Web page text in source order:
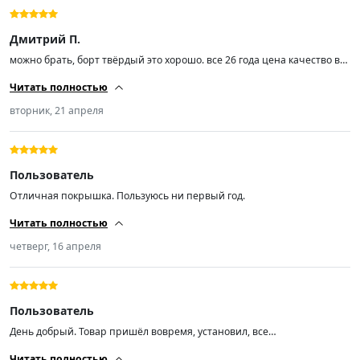
Дмитрий П.
можно брать, борт твёрдый это хорошо. все 26 года цена качество в
Читать полностью
вторник, 21 апреля
Пользователь
Отличная покрышка. Пользуюсь ни первый год.
Читать полностью
четверг, 16 апреля
Пользователь
День добрый. Товар пришёл вовремя, установил, все